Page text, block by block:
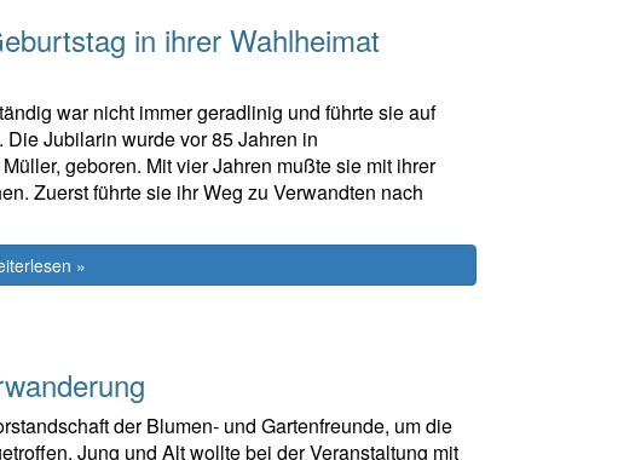
in ihrer Wahlheimat
war nicht immer geradlinig und führte sie auf
Jubilarin wurde vor 85 Jahren in
geboren. Mit vier Jahren mußte sie mit ihrer
Zuerst führte sie ihr Weg zu Verwandten nach
»
der Blumen- und Gartenfreunde, um die
Jung und Alt wollte bei der Veranstaltung mit